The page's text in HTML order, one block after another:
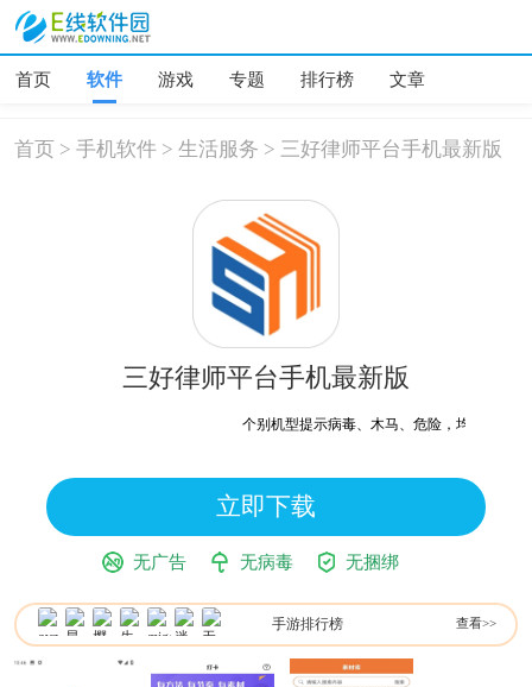
首页 软件 游戏 专题 排行榜 文章
首页 >手机软件 >生活服务 > 三好律师平台手机最新版
三好律师平台手机最新版
个别机型提示病毒、木马、危险，均为误报可放
立即下载
无广告 无病毒 无捆绑
手游排行榜 查看>>